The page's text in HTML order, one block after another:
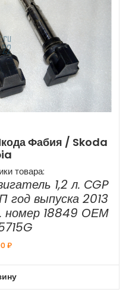
Фабия / Skoda
товара:
1,2 л. СGP
год выпуска 2013
номер 18849 ОЕМ
₽